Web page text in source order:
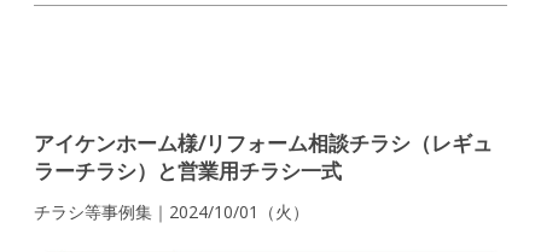
アイケンホーム様/リフォーム相談チラシ（レギュ
ラーチラシ）と営業用チラシ一式
チラシ等事例集｜2024/10/01（火）